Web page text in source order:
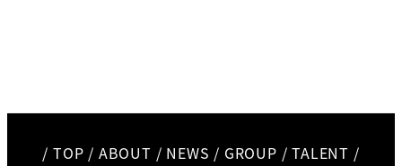
/ TOP / ABOUT / NEWS / GROUP /TALENT /